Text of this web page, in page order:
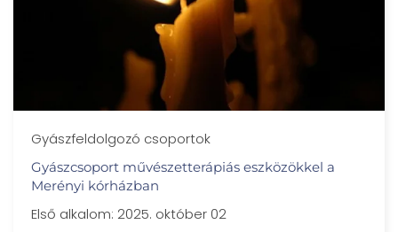
Gyászfeldolgozó csoportok
Gyászcsoport művészetterápiás eszközökkel a
Merényi kórházban
Első alkalom: 2025. október 02